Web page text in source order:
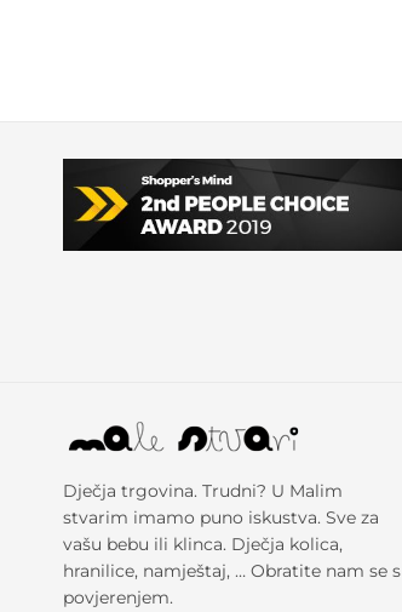
Dječja trgovina. Trudni? U Malim
stvarim imamo puno iskustva. Sve za
vašu bebu ili klinca. Dječja kolica,
hranilice, namještaj, … Obratite nam se s
povjerenjem.